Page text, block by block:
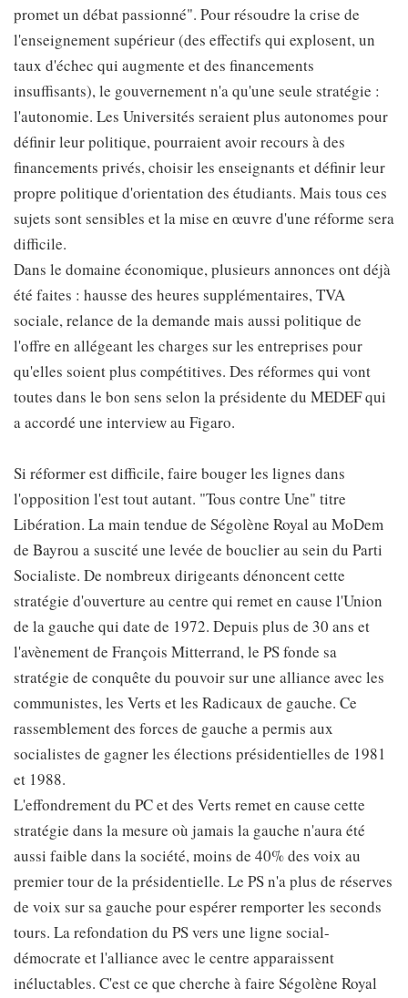
promet un débat passionné". Pour résoudre la crise de
l'enseignement supérieur (des effectifs qui explosent, un
taux d'échec qui augmente et des financements
insuffisants), le gouvernement n'a qu'une seule stratégie :
l'autonomie. Les Universités seraient plus autonomes pour
définir leur politique, pourraient avoir recours à des
financements privés, choisir les enseignants et définir leur
propre politique d'orientation des étudiants. Mais tous ces
sujets sont sensibles et la mise en œuvre d'une réforme sera
difficile.
Dans le domaine économique, plusieurs annonces ont déjà
été faites : hausse des heures supplémentaires, TVA
sociale, relance de la demande mais aussi politique de
l'offre en allégeant les charges sur les entreprises pour
qu'elles soient plus compétitives. Des réformes qui vont
toutes dans le bon sens selon la présidente du MEDEF qui
a accordé une interview au Figaro.
Si réformer est difficile, faire bouger les lignes dans
l'opposition l'est tout autant. "Tous contre Une" titre
Libération. La main tendue de Ségolène Royal au MoDem
de Bayrou a suscité une levée de bouclier au sein du Parti
Socialiste. De nombreux dirigeants dénoncent cette
stratégie d'ouverture au centre qui remet en cause l'Union
de la gauche qui date de 1972. Depuis plus de 30 ans et
l'avènement de François Mitterrand, le PS fonde sa
stratégie de conquête du pouvoir sur une alliance avec les
communistes, les Verts et les Radicaux de gauche. Ce
rassemblement des forces de gauche a permis aux
socialistes de gagner les élections présidentielles de 1981
et 1988.
L'effondrement du PC et des Verts remet en cause cette
stratégie dans la mesure où jamais la gauche n'aura été
aussi faible dans la société, moins de 40% des voix au
premier tour de la présidentielle. Le PS n'a plus de réserves
de voix sur sa gauche pour espérer remporter les seconds
tours. La refondation du PS vers une ligne social-
démocrate et l'alliance avec le centre apparaissent
inéluctables. C'est ce que cherche à faire Ségolène Royal